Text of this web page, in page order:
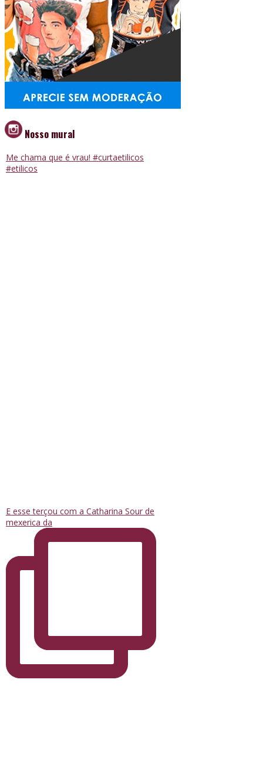
Nosso mural
Me chama que é vrau! #curtaetilicos
#etilicos
E esse terçou com a Catharina Sour de
mexerica da